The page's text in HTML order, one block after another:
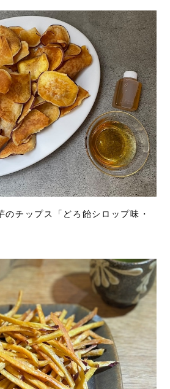
チップス「どろ飴シロップ味・